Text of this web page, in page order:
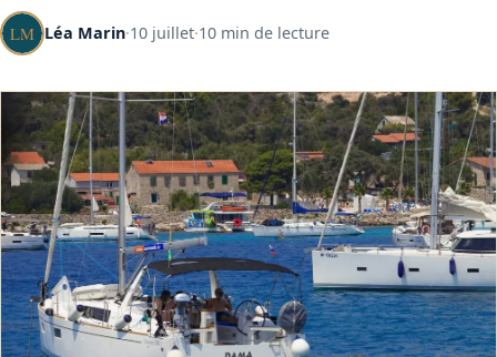
Léa Marin·10 juillet·10 min de lecture